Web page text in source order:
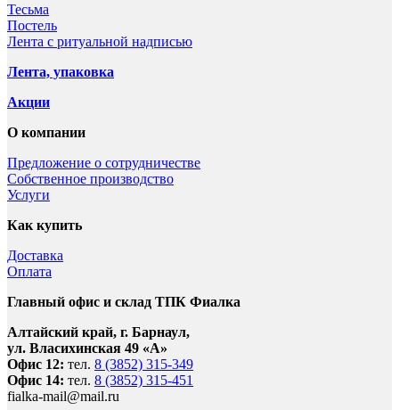
Тесьма
Постель
Лента с ритуальной надписью
Лента, упаковка
Акции
О компании
Предложение о сотрудничестве
Собственное производство
Услуги
Как купить
Доставка
Оплата
Главный офис и склад ТПК Фиалка
Алтайский край, г. Барнаул,
ул. Власихинская 49 «А»
Офис 12: тел. 8 (3852) 315-349
Офис 14: тел. 8 (3852) 315-451
fialka-mail@mail.ru